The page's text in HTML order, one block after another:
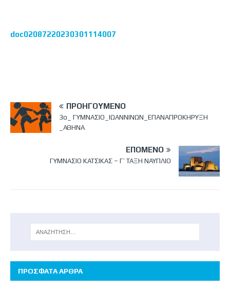
doc02087220230301114007
ΠΡΟΗΓΟΎΜΕΝΟ
3ο_ ΓΥΜΝΑΣΙΟ_ΙΩΑΝΝΙΝΩΝ_ΕΠΑΝΑΠΡΟΚΗΡΥΞΗ
_ΑΘΗΝΑ
ΕΠΌΜΕΝΟ
ΓΥΜΝΑΣΙΟ ΚΑΤΣΙΚΑΣ – Γ’ ΤΑΞΗ ΝΑΥΠΛΙΟ
ΠΡΟΣΦΑΤΑ ΑΡΘΡΑ